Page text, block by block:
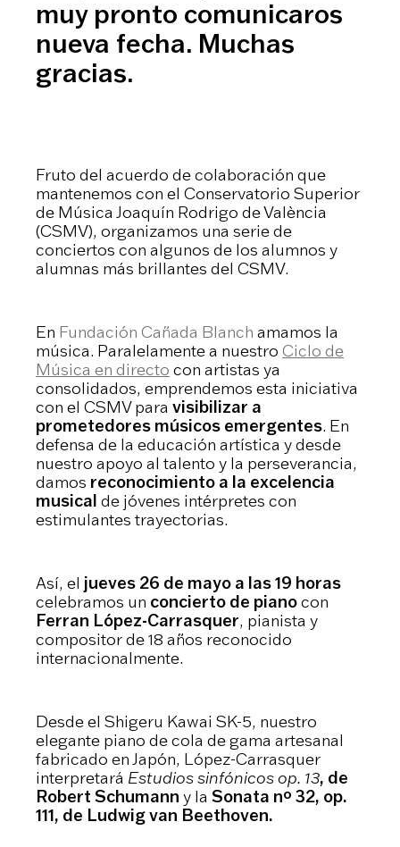
muy pronto comunicaros
nueva fecha. Muchas
gracias.
Fruto del acuerdo de colaboración que
mantenemos con el Conservatorio Superior
de Música Joaquín Rodrigo de València
(CSMV), organizamos una serie de
conciertos con algunos de los alumnos y
alumnas más brillantes del CSMV.
En Fundación Cañada Blanch amamos la
música. Paralelamente a nuestro Ciclo de
Música en directo con artistas ya
consolidados, emprendemos esta iniciativa
con el CSMV para visibilizar a
prometedores músicos emergentes. En
defensa de la educación artística y desde
nuestro apoyo al talento y la perseverancia,
damos reconocimiento a la excelencia
musical de jóvenes intérpretes con
estimulantes trayectorias.
Así, el jueves 26 de mayo a las 19 horas
celebramos un concierto de pianocon
Ferran López-Carrasquer, pianista y
compositor de 18 años reconocido
internacionalmente.
Desde el Shigeru Kawai SK-5, nuestro
elegante piano de cola de gama artesanal
fabricado en Japón, López-Carrasquer
interpretará Estudios sinfónicos op. 13, de
Robert Schumann y la Sonata nº 32, op.
111, de Ludwig van Beethoven.